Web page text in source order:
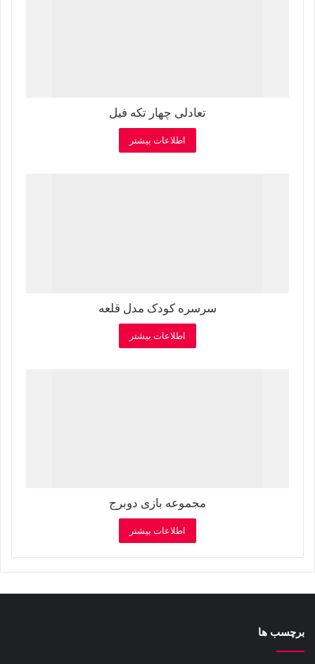
تعادلی چهار تکه فیل
اطلاعات بیشتر
سرسره کودک مدل قلعه
اطلاعات بیشتر
مجموعه بازی دوبرج
اطلاعات بیشتر
برچسب ها